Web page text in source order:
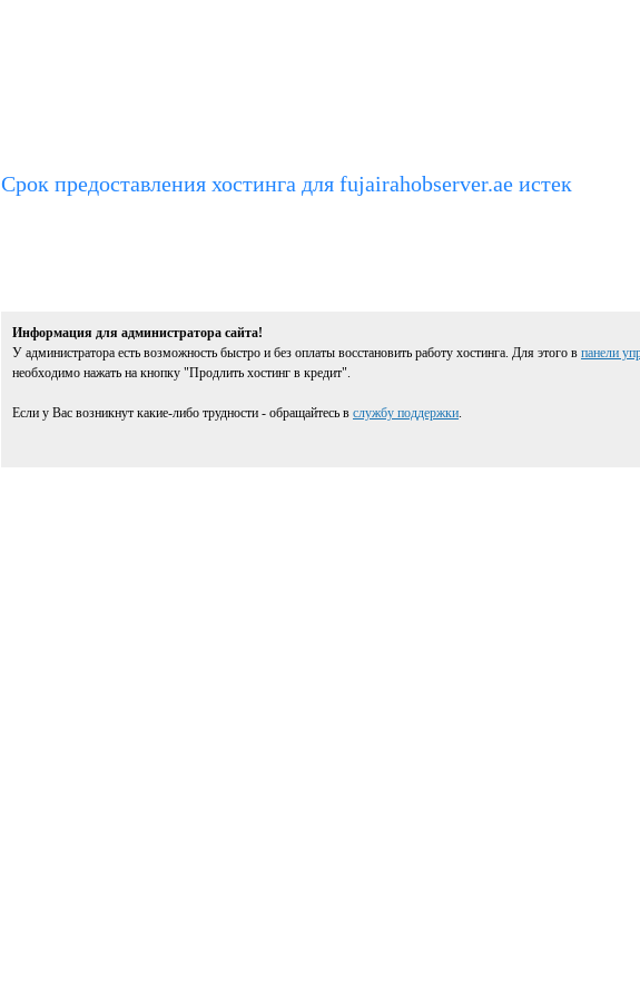
Срок предоставления хостинга для fujairahobserver.ae истек
Информация для администратора сайта!
У администратора есть возможность быстро и без оплаты восстановить работу хостинга. Для этого в панели
необходимо нажать на кнопку "Продлить хостинг в кредит".
Если у Вас возникнут какие-либо трудности - обращайтесь в службу поддержки.